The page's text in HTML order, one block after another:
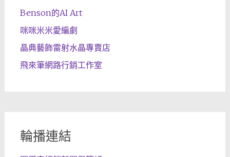
Benson的AI Art
咪咪米米愛編劇
晶典藝飾雷射水晶專賣店
飛來筆網路行銷工作室
輪播連結